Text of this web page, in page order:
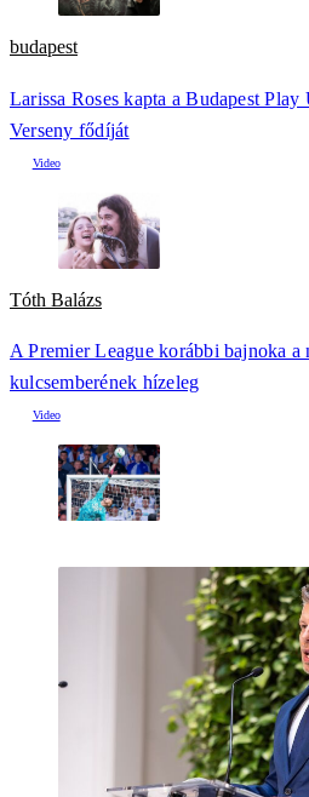
budapest
Larissa Roses kapta a Budapest Play
Verseny fődíját
Tóth Balázs
A Premier League korábbi bajnoka a
kulcsemberének hízeleg